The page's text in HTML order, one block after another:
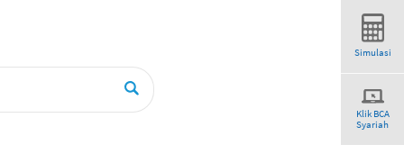
Simulasi
Klik BCA
Syariah